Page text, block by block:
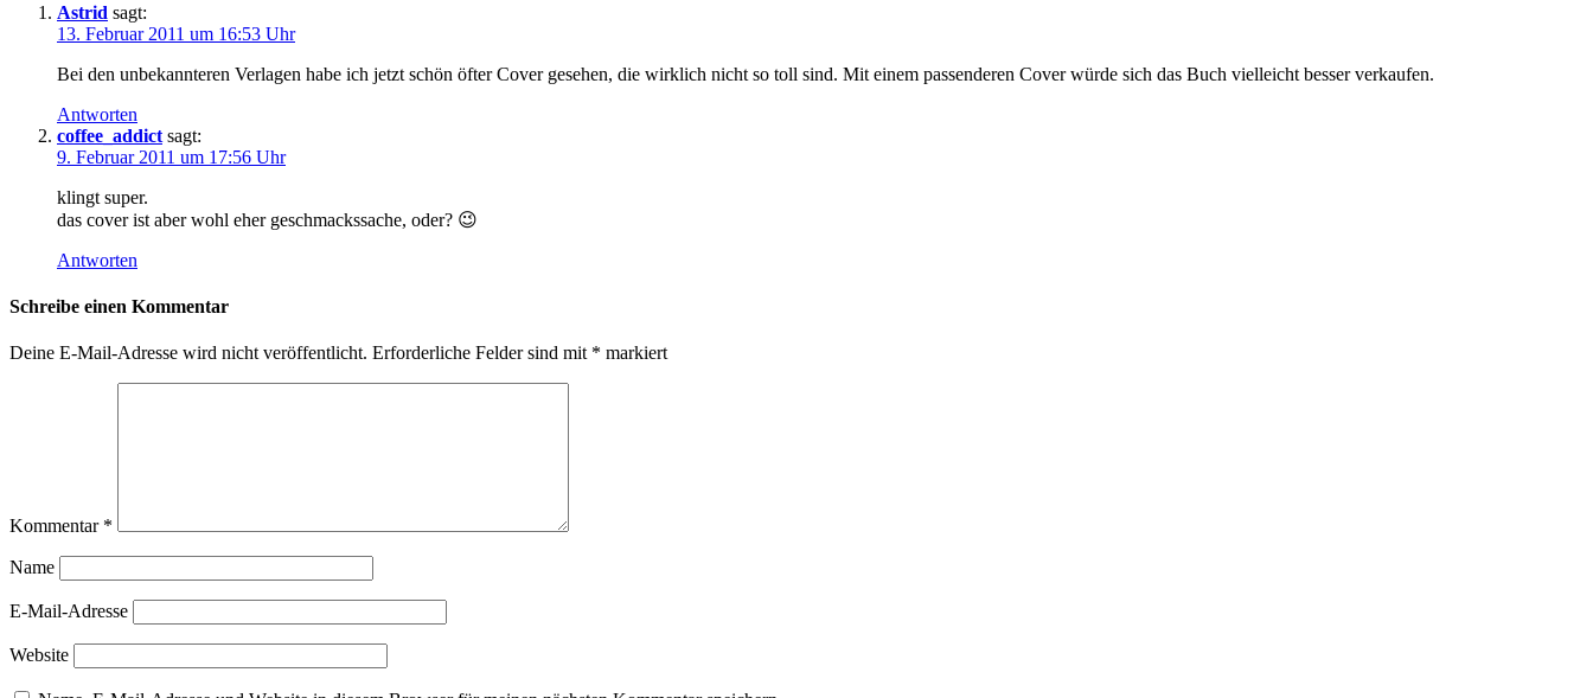
Astrid sagt:
13. Februar 2011 um 16:53 Uhr
Bei den unbekannteren Verlagen habe ich jetzt schön öfter Cover gesehen, die wirklich nicht so toll sind. Mit einem passenderen Cover würde sich das Buch vielleicht besser verkaufen.
Antworten
coffee_addict sagt:
9. Februar 2011 um 17:56 Uhr
klingt super.
das cover ist aber wohl eher geschmackssache, oder? 😉
Antworten
Schreibe einen Kommentar
Deine E-Mail-Adresse wird nicht veröffentlicht. Erforderliche Felder sind mit * markiert
Kommentar *
Name
E-Mail-Adresse
Website